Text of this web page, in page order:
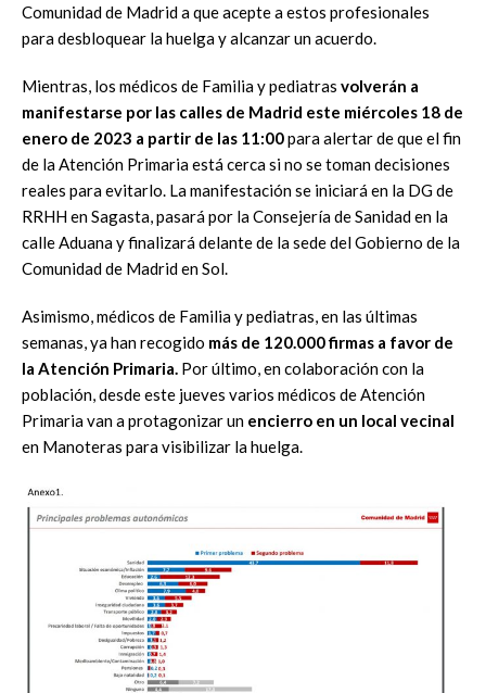
Comunidad de Madrid a que acepte a estos profesionales
para desbloquear la huelga y alcanzarun acuerdo.
Mientras, los médicos de Familia y pediatras volverán a
manifestarse por las calles de Madrid este miércoles 18 de
enero de 2023 a partir de las 11:00para alertar de que el fin
de laAtención Primaria está cerca si no se toman decisiones
reales para evitarlo. La manifestación se iniciará en la DG de
RRHH en Sagasta, pasará por la Consejería de Sanidad en la
calle Aduana yfinalizará delante de la sede del Gobierno de la
Comunidad de Madrid en Sol.
Asimismo,médicos de Familia ypediatras,en las últimas
semanas,yahan recogido más de 120.000 firmas a favor de
la Atención Primaria. Por último, en colaboración con la
población,desde este jueves varios médicos de Atención
Primaria van a protagonizar un encierro en un local vecinal
en Manoteras para visibilizar la huelga.